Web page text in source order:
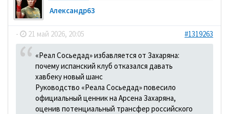
Александр63
- 21 май 2026, 20:05 #1319263
«Реал Сосьедад» избавляется от Захаряна:
почему испанский клуб отказался давать
хавбеку новый шанс
Руководство «Реала Сосьедад» повесило
официальный ценник на Арсена Захаряна,
оценив потенциальный трансфер российского